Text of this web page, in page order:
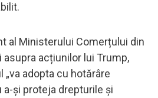
al Ministerului Comerțului din
asupra acțiunilor lui Trump,
adopta cu hotărâre
și proteja drepturile și